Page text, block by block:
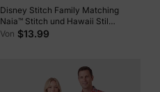
Disney Stitch Family Matching
Naia™ Stitch und Hawaii Stil
Blumendruck ärmelloses Kleid /
Von $13.99